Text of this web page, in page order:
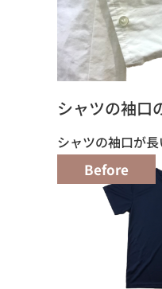
シャツの袖口
シャツの袖口が
Before